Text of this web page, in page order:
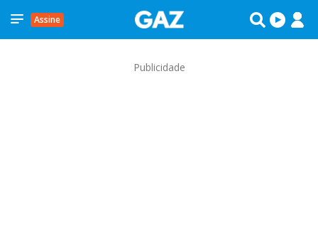
Assine
Publicidade